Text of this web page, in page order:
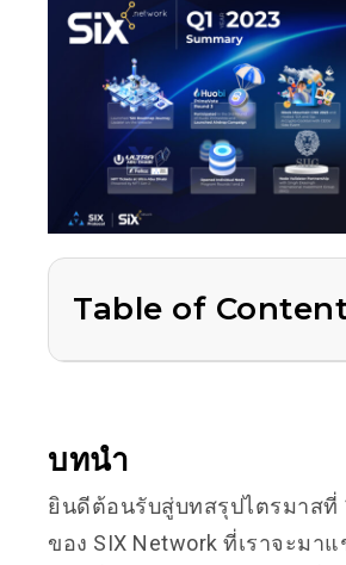
Table of
บทนำ
ยินดีต้อนรับสู่บทสรุปไตรมาสที่
ของ SIX Network ที่เราจะมา